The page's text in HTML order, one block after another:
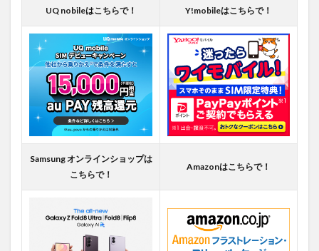
UQ nobileはこちらで！ Y!mobileはこちらで！
Samsung オンラインショップは
こちらで！
Amazonはこちらで！